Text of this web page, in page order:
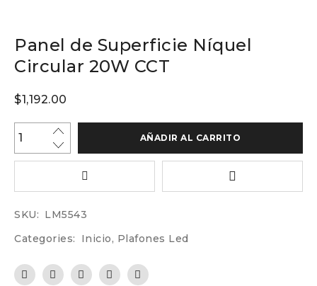
Panel de Superficie Níquel
Circular 20W CCT
$1,192.00
AÑADIR AL CARRITO
SKU: LM5543
Categories:
Inicio, Plafones Led